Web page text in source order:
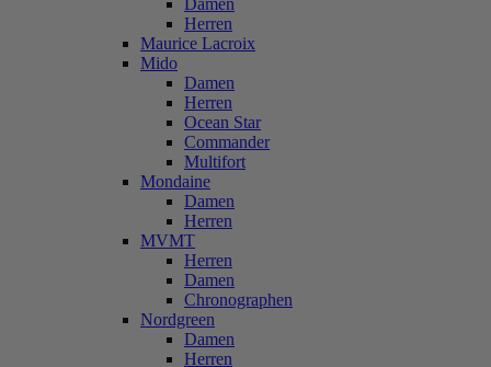
Damen
Herren
Maurice Lacroix
Mido
Damen
Herren
Ocean Star
Commander
Multifort
Mondaine
Damen
Herren
MVMT
Herren
Damen
Chronographen
Nordgreen
Damen
Herren